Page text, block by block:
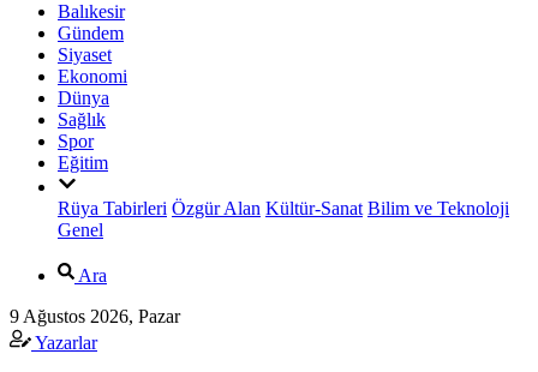
Balıkesir
Gündem
Siyaset
Ekonomi
Dünya
Sağlık
Spor
Eğitim
Rüya Tabirleri Özgür Alan Kültür-Sanat Bilim ve Teknoloji
Genel
Ara
9 Ağustos 2026, Pazar
Yazarlar